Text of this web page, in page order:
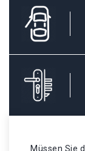
Müssen Sie